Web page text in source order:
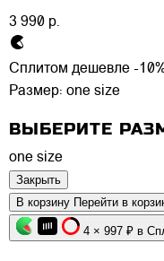
3 990 р.
Сплитом дешевле -
Размер: one size
ВЫБЕРИТЕ
one size
Закрыть
В корзину Перейти в